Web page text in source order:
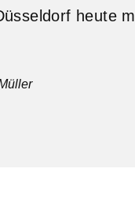
heute